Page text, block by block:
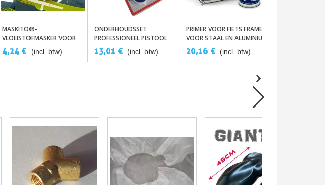
In Winkelwagen
MASKITO®-
VLOEISTOFMASKER VOOR
ALLE SCHILDERTECHNIEKEN
4,24 € (incl. btw)
In Winkelwagen
ONDERHOUDSSET
PROFESSIONEEL PISTOOL
13,01 € (incl. btw)
In Winkelwagen
PRIMER VOOR FIETS FRAME
VOOR STAAL EN ALUMINIUM
SPUITBUS – STARDUST BIKE
20,16 € (incl. btw)